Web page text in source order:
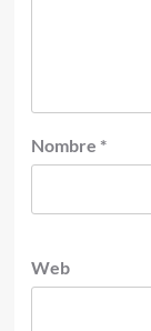
Nombre *
Web